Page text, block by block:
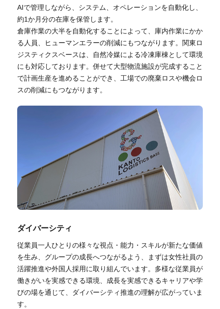
AIで管理しながら、システム、オペレーションを自動化し、
約1か月分の在庫を保管します。
倉庫作業の大半を自動化することによって、庫内作業にかか
る人員、ヒューマンエラーの削減にもつながります。関東ロ
ジスティクスベースは、自然冷媒による冷凍庫棟として環境
にも対応しております。併せて大型物流施設が完成すること
で計画生産を進めることができ、工場での廃棄ロスや機会ロ
スの削減にもつながります。
ダイバーシティ
従業員一人ひとりの様々な視点・能力・スキルが新たな価値
を生み、グループの成長へつながるよう、まずは女性社員の
活躍推進や外国人採用に取り組んでいます。多様な従業員が
働きがいを実感できる環境、成長を実感できるキャリアや学
びの場を通じて、ダイバーシティ推進の理解が広がっていま
す。